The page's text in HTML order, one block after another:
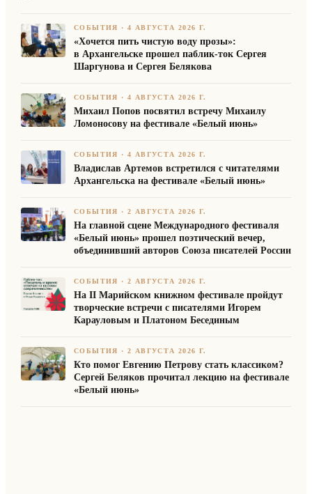
СОБЫТИЯ ·4 АВГУСТА 2026 Г.
«Хочется пить чистую воду прозы»:
в Архангельске прошел паблик-ток Сергея
Шаргунова и Сергея Белякова
СОБЫТИЯ ·4 АВГУСТА 2026 Г.
Михаил Попов посвятил встречу Михаилу
Ломоносову на фестивале «Белый июнь»
СОБЫТИЯ ·4 АВГУСТА 2026 Г.
Владислав Артемов встретился с читателями
Архангельска на фестивале «Белый июнь»
СОБЫТИЯ ·2 АВГУСТА 2026 Г.
На главной сцене Международного фестиваля
«Белый июнь» прошел поэтический вечер,
объединивший авторов Союза писателей России
СОБЫТИЯ ·2 АВГУСТА 2026 Г.
На II Марийском книжном фестивале пройдут
творческие встречи с писателями Игорем
Карауловым и Платоном Бесединым
СОБЫТИЯ ·2 АВГУСТА 2026 Г.
Кто помог Евгению Петрову стать классиком?
Сергей Беляков прочитал лекцию на фестивале
«Белый июнь»